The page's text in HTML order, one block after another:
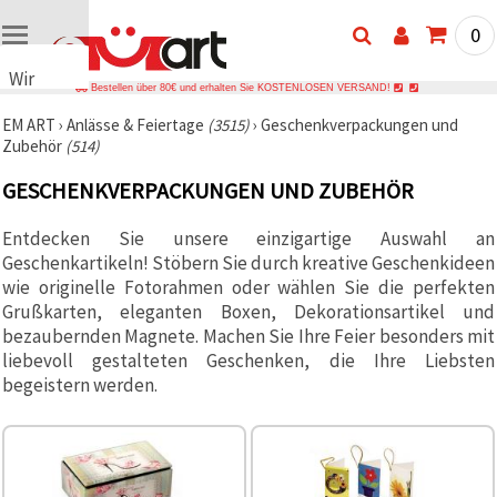
Wir
Cookies
🍪 Wir
Cookies
ähnliche
Technologien,
um das
ordnungsgemäße
Funktionieren
der Website
sicherzustellen,
Ihr
Nutzungserlebnis
zu
und, mit
Einwilligung,
0
Bestellen über 80€ und erhalten Sie KOSTENLOSEN VERSAND!
EM ART › Anlässe & Feiertage (3515)› Geschenkverpackungen und
Zubehör (514)
GESCHENKVERPACKUNGEN UND ZUBEHÖR
Entdecken Sie unsere einzigartige Auswahl an
Geschenkartikeln! Stöbern Sie durch kreative Geschenkideen
wie originelle Fotorahmen oder wählen Sie die perfekten
Grußkarten, eleganten Boxen, Dekorationsartikel und
bezaubernden Magnete. Machen Sie Ihre Feier besonders mit
liebevoll gestalteten Geschenken, die Ihre Liebsten
begeistern werden.